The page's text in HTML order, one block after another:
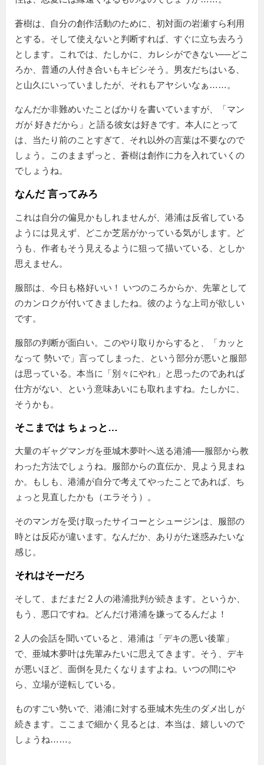
蒼樹は、自分の創作活動のために、初対面の岩瀬すら利用
とする。そして使えないと判断すれば、すぐに立ち去ろう
とします。これでは、たしかに、カレシができない──どこ
ろか、普通の人付き合いもキビシそう。男友だちはいる、
と山久にいっていましたが、それもアヤシいなぁ……。
なんだか非難めいたことばかりを書いていますが、
マン
ガが 好きだから
と語る彼女は好きです。本人にとって
は、当たり前のことすぎて、それ以外の言葉は不要なので
しょう。このままずっと、蒼樹は創作に力を入れていくの
でしょうね。
なんだ 言ってみろ
これは自分の偏見かもしれませんが、港浦は反省している
ようには見えず、どこか芝居がかっている気がします。ど
うも、作者もそう見えるように狙って描いている、としか
思えません。
服部は、今日も格好いい！ いつのころからか、先輩として
のカンロクが付いてきましたね。彼のような上司が欲しい
です。
服部の判断が面白い。このやり取りからすると、
カッと
なって 勢いで
言ってしまった、という部分が悪いと服部
は思っている。本当に
別々にやれ
と思ったのであれば
仕方がない、という意味あいにも取れますね。たしかに、
そうかも。
そこまでは ちょっと…
大量のギャグマンガを亜城木夢叶へ送る港浦──服部から教
わった方法でしょうね。服部からの直伝か、見よう見まね
か。もしも、港浦が自分で考えてやったことであれば、ち
ょっと見直したかも（エラそう）。
そのマンガを受け取ったサイコーとシュージンは、服部の
時とは反応が違います。なんだか、ありがた迷惑みたいな
感じ。
それはそーだろ
そして、まだまだ 2 人の港浦批判が続きます。というか、
もう、悪口ですね。どんだけ港浦を嫌ってるんだよ！
2 人の会話を聞いていると、港浦は「デキの悪い後輩」
で、亜城木夢叶は先輩みたいに思えてきます。そう、デキ
が悪いほど、面倒を見たくなりますよね。いつの間にや
ら、立場が逆転している。
ものすごい勢いで、港浦に対する亜城木先生のダメ出しが
続きます。ここまで細かく見るとは、本当は、嬉しいので
しょうね……。